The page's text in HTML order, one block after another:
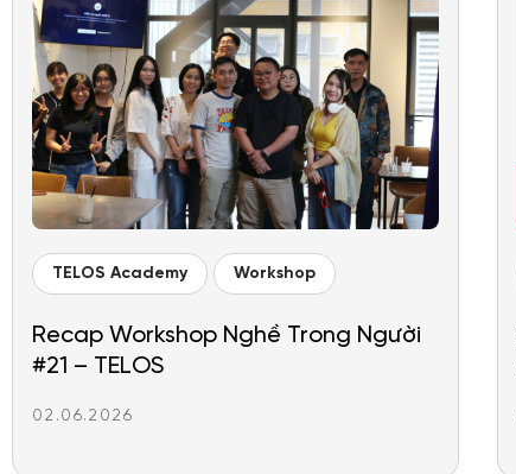
TELOS Academy Workshop
Recap Workshop Nghề Trong Người
#21 – TELOS
02.06.2026